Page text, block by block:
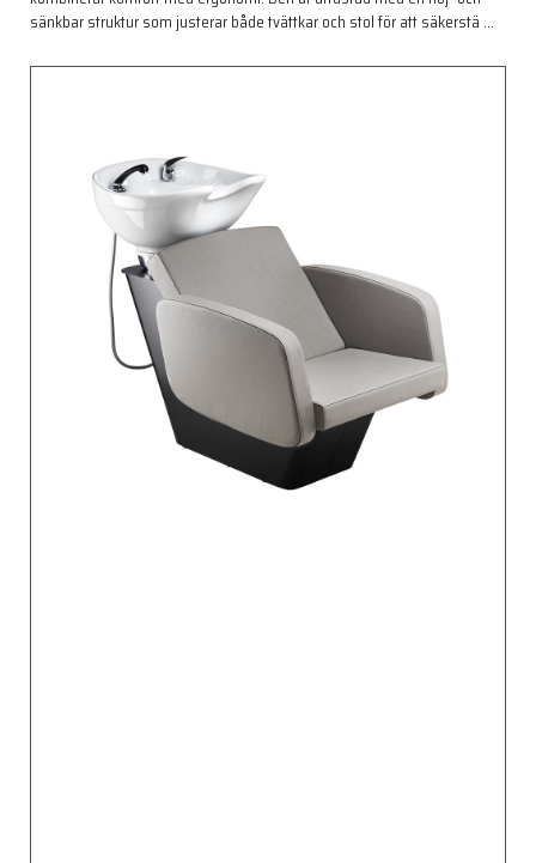
sänkbar struktur som justerar både tvättkar och stol för att säkerstä …